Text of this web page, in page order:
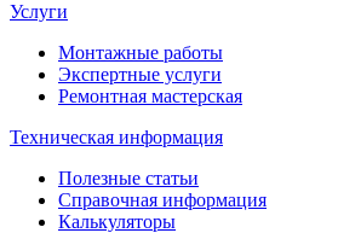
Услуги
Монтажные работы
Экспертные услуги
Ремонтная мастерская
Техническая информация
Полезные статьи
Справочная информация
Калькуляторы